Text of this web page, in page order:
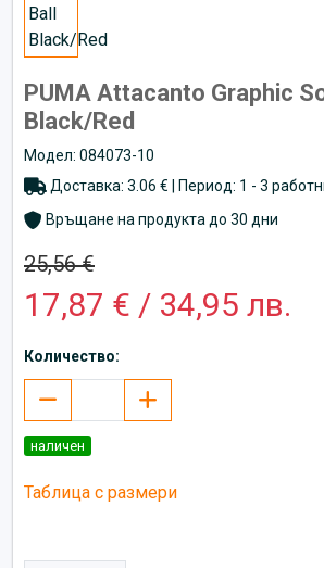
PUMA Attacanto Graphic
Black/Red
Модел: 084073-10
Доставка: 3.06 € | Период: 1 - 3
Връщане на продукта до 30 дни
25,56 €
17,87 € / 34,95 лв.
Количество:
наличен
Таблица с размери